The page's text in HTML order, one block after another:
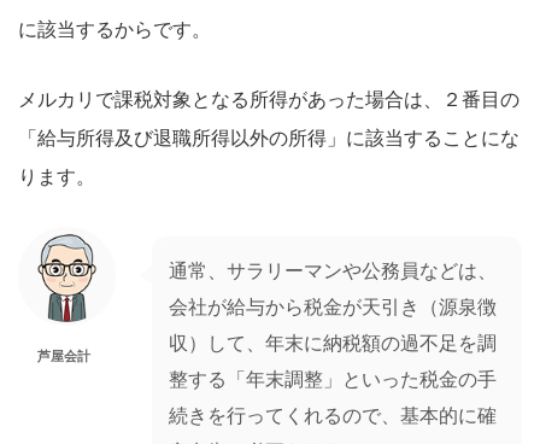
に該当するからです。
メルカリで課税対象となる所得があった場合は、２番目の
「給与所得及び退職所得以外の所得」に該当することにな
ります。
芦屋会計
通常、サラリーマンや公務員などは、
会社が給与から税金が天引き（源泉徴
収）して、年末に納税額の過不足を調
整する「年末調整」といった税金の手
続きを行ってくれるので、基本的に確